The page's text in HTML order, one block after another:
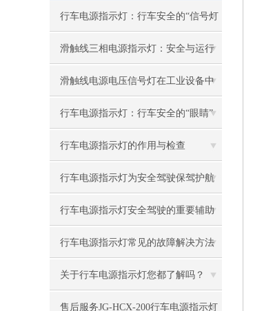
行车电源指示灯：行车安全的“信号灯
塔”
滑触线三相电源指示灯：安全与运行
的明亮指引
滑触线电源电压信号灯在工业设备中
的关键作用
行车电源指示灯：行车安全的“眼睛”
行车电源指示灯的作用与检查
行车电源指示灯为安全驾驶保驾护航
行车电源指示灯安全驾驶的重要辅助
设备
行车电源指示灯常见的故障解决方法
介绍
关于行车电源指示灯您都了解吗？
售后服务JG-HCX-200行车电源指示灯